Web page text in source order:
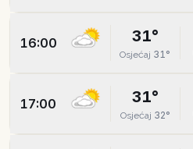
16:00 31°
Osjećaj 31°
17:00 31°
Osjećaj 32°